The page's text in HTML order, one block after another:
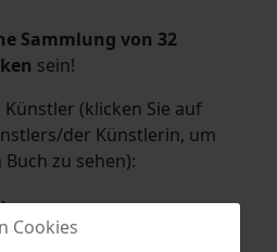
Sammlung von 32
sein!
(klicken Sie auf
der Künstlerin, um
zu sehen):
Bonnot
Cookies